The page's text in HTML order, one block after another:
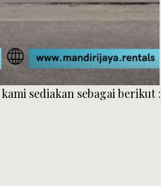
sediakan sebagai berikut :